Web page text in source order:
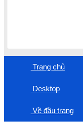
Trang chủ
Desktop
Về đầu trang